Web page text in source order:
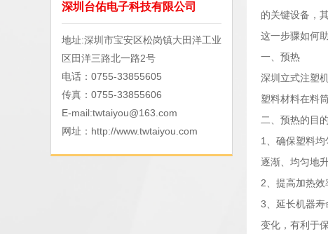
深圳台佑电子科技有限公司
地址:深圳市宝安区松岗镇大田洋工业
区田洋三路北一路2号
电话：0755-33855605
传真：0755-33855606
E-mail:twtaiyou@163.com
网址： http://www.twtaiyou.com
的关键设备，
这一步骤如何
一、预热
深圳立式注塑
塑料材料在料
二、预热的目的
1、确保塑料
逐渐、均匀地
2、提高加热
3、延长机器寿
变化，有利于